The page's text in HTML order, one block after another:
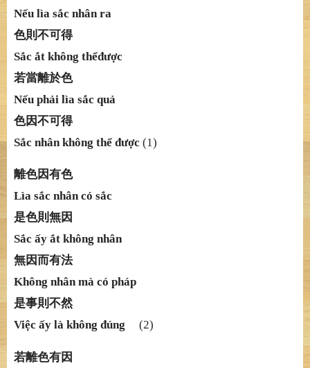
Nếu lìa sắc nhân ra
色則不可得
Sắc ắt không thểđược
若當離於色
Nếu phải lìa sắc quả
色因不可得
Sắc nhân không thể được (1)
離色因有色
Lìa sắc nhân có sắc
是色則無因
Sắc ấy ắt không nhân
無因而有法
Không nhân mà có pháp
是事則不然
Việc ấy là không đúng (2)
若離色有因